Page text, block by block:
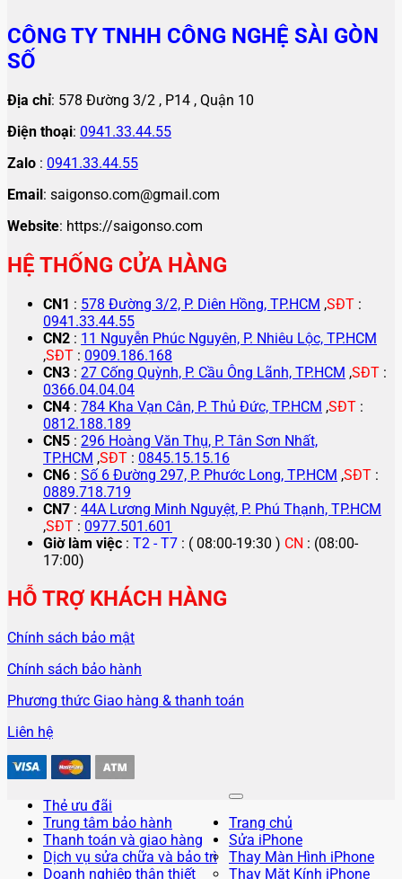
CÔNG TY TNHH CÔNG NGHỆ SÀI GÒN
SỐ
Địa chỉ: 578 Đường 3/2 , P14 , Quận 10
Điện thoại: 0941.33.44.55
Zalo : 0941.33.44.55
Email: saigonso.com@gmail.com
Website: https://saigonso.com
HỆ THỐNG CỬA HÀNG
CN1 : 578 Đường 3/2, P. Diên Hồng, TP.HCM ,SĐT :
0941.33.44.55
CN2 : 11 Nguyễn Phúc Nguyên, P. Nhiêu Lộc, TP.HCM
,SĐT : 0909.186.168
CN3 : 27 Cống Quỳnh, P. Cầu Ông Lãnh, TP.HCM ,SĐT :
0366.04.04.04
CN4 : 784 Kha Vạn Cân, P. Thủ Đức, TP.HCM ,SĐT :
0812.188.189
CN5 : 296 Hoàng Văn Thụ, P. Tân Sơn Nhất,
TP.HCM ,SĐT : 0845.15.15.16
CN6 : Số 6 Đường 297, P. Phước Long, TP.HCM ,SĐT :
0889.718.719
CN7 : 44A Lương Minh Nguyệt, P. Phú Thạnh, TP.HCM
,SĐT : 0977.501.601
Giờ làm việc : T2 - T7 : ( 08:00-19:30 ) CN : (08:00-
17:00)
HỖ TRỢ KHÁCH HÀNG
Chính sách bảo mật
Chính sách bảo hành
Phương thức Giao hàng & thanh toán
Liên hệ
Thẻ ưu đãi
Trung tâm bảo hành
Thanh toán và giao hàng
Dịch vụ sửa chữa và bảo trì
Doanh nghiệp thân thiết
Trang chủ
Sửa iPhone
Thay Màn Hình iPhone
Thay Mặt Kính iPhone